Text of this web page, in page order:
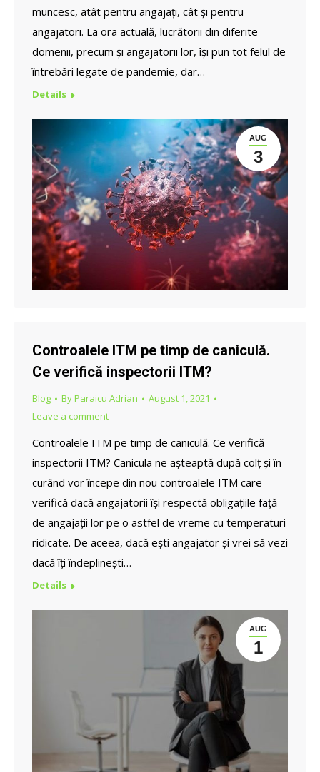
muncesc, atât pentru angajați, cât și pentru
angajatori. La ora actuală, lucrătorii din diferite
domenii, precum și angajatorii lor, își pun tot felul de
întrebări legate de pandemie, dar…
Details
AUG
3
Controalele ITM pe timp de caniculă.
Ce verifică inspectorii ITM?
Blog ByParaicu Adrian
August 1, 2021
Leave a comment
Controalele ITM pe timp de caniculă. Ce verifică
inspectorii ITM? Canicula ne așteaptă după colț și în
curând vor începe din nou controalele ITM care
verifică dacă angajatorii își respectă obligațiile față
de angajații lor pe o astfel de vreme cu temperaturi
ridicate. De aceea, dacă ești angajator și vrei să vezi
dacă îți îndeplinești…
Details
AUG
1